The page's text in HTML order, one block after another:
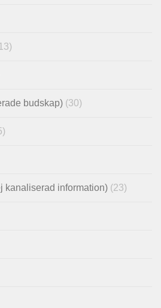
budskap) (30)
kanaliserad information) (23)